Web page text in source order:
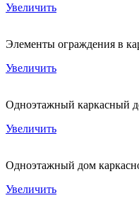
Увеличить
Элементы ограждения в
Увеличить
Одноэтажный каркасный
Увеличить
Одноэтажный дом
Увеличить